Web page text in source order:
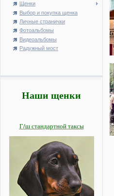
Щенки
Выбор и покупка щенка
Личные странички
Фотоальбомы
Видеоальбомы
Радужный мост
Наши щенки
Г/ш стандартной таксы